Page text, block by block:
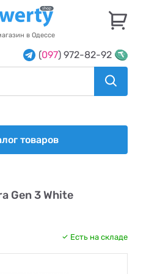
в Одессе
(097) 972-82-92
товаров
Gen 3 White
Есть на складе